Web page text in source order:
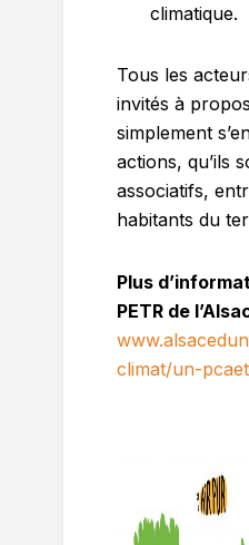
climatique.
Tous les
invités à
simplement
actions, qu’ils
associatifs,
habitants du
Plus
PETR de
climat/un-